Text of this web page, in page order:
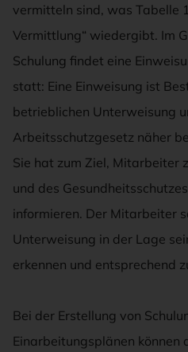
vermitteln sind, was Tabelle
Vermittlung“ wiedergibt. Im
Schulung findet eine
statt: Eine Einweisung ist
betrieblichen Unterweisung
Arbeitsschutzgesetz näher
Sie hat zum Ziel, Mitarbeiter
und des
informieren. Der Mitarbeiter
Unterweisung in der Lage
erkennen und entsprechend
Bei der Erstellung von
Einarbeitungsplänen können